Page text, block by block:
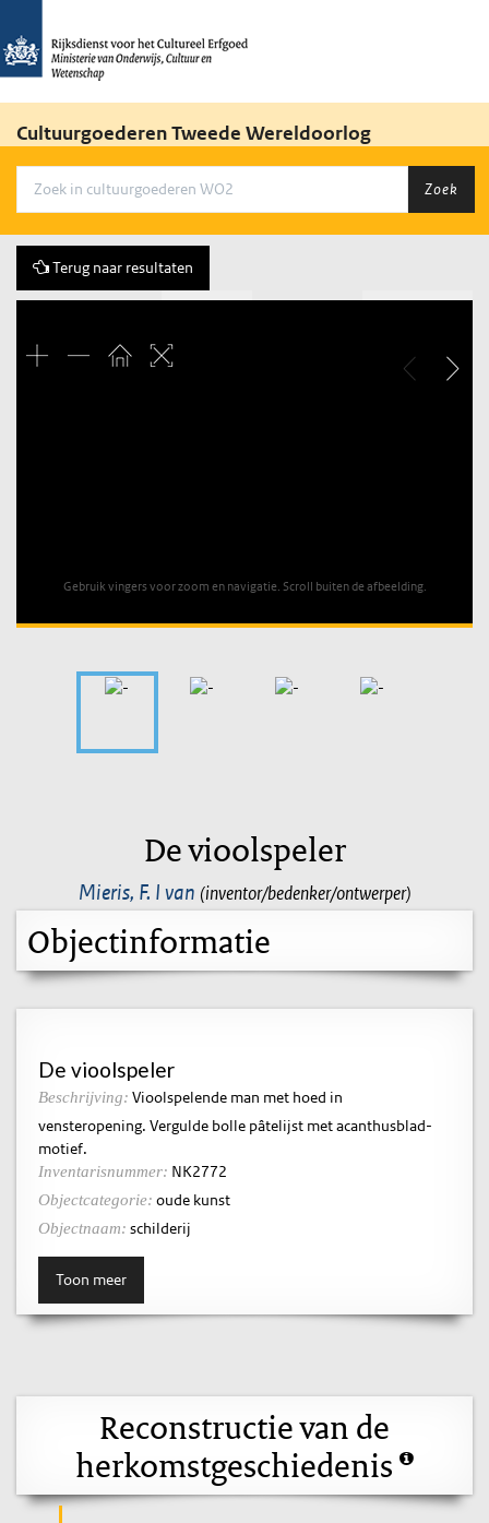
Cultuurgoederen Tweede Wereldoorlog
Zoek
Terug naar resultaten
Gebruik vingers voor zoom en navigatie. Scroll buiten de afbeelding.
De vioolspeler
Mieris, F. I van (inventor/bedenker/ontwerper)
Objectinformatie
De vioolspeler
Beschrijving: Vioolspelende man met hoed in
vensteropening. Vergulde bolle pâtelijst met acanthusblad-
motief.
Inventarisnummer: NK2772
Objectcategorie: oude kunst
Objectnaam: schilderij
Toon meer
Reconstructie van de
herkomstgeschiedenis